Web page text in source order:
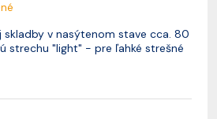
v nasýtenom stave cca. 80
strechu "light" - pre ľahké strešné